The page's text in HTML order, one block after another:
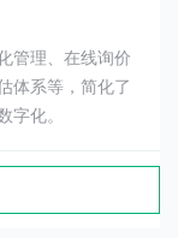
管理、在线询价
体系等，简化了
字化。